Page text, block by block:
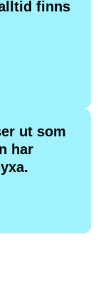
finns
ut som
har